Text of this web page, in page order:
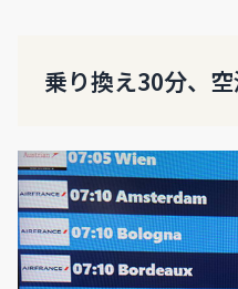
乗り換え30分、空